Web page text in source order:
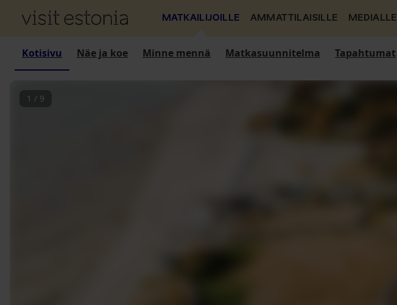
MATKAILIJOILLE AMMATTILAISILLE MEDIALLE
Kotisivu Näe ja koe Minne mennä Matkasuunnitelma Tapahtumat
1 / 9